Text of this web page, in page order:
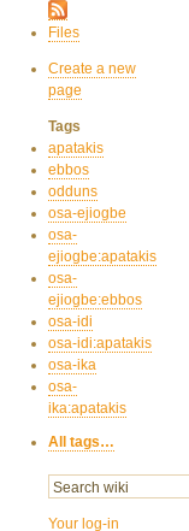
Files
Create a new
page
Tags
apatakis
ebbos
odduns
osa-ejiogbe
osa-
ejiogbe:apatakis
osa-
ejiogbe:ebbos
osa-idi
osa-idi:apatakis
osa-ika
osa-
ika:apatakis
All tags…
Your log-in